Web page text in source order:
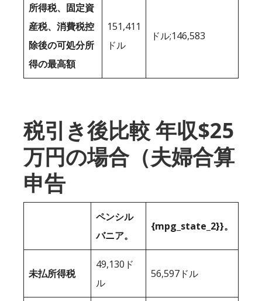
所得税、固定資
産税、消費税控
除後の可処分所
得の最高額
151,411
ドル
ドル;146,583
税引き後比較 年収$25
万円の場合（夫婦合算
申告
ペンシル
バニア。
{mpg_state_2}}。
未払所得税
49,130ド
ル
56,597ドル